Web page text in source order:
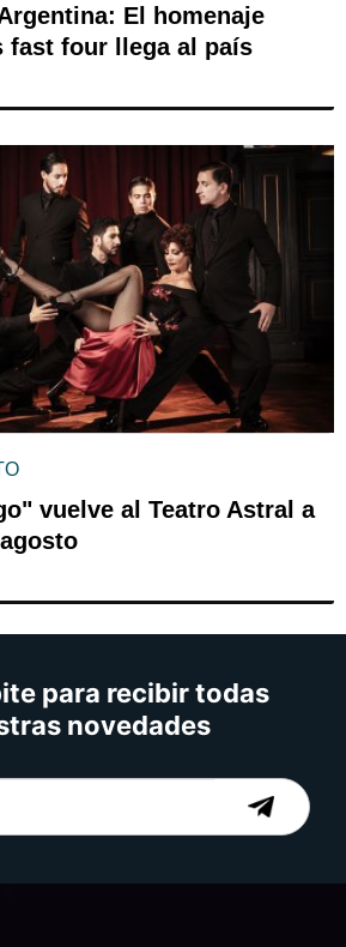
El homenaje
fast four llega al país
vuelve al Teatro Astral a
para recibir todas
novedades